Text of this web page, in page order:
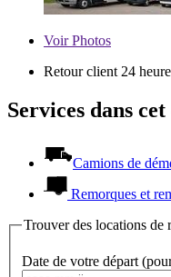
VoirPhotos
Retour client 24
Services dans
Camions de
Remorques et
Trouver des locations de
Date de votre départ